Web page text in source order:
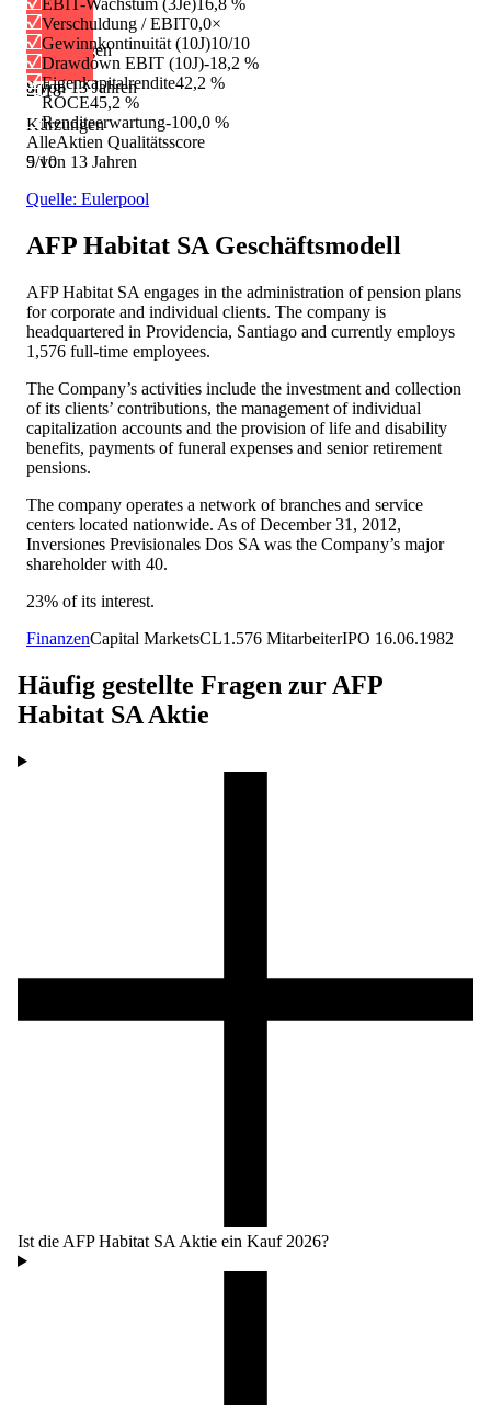
2018
EBIT-Wachstum (3Je)16,8 %
Verschuldung / EBIT0,0×
Gewinnkontinuität (10J)10/10
Drawdown EBIT (10J)-18,2 %
Eigenkapitalrendite42,2 %
ROCE45,2 %
Renditeerwartung-100,0 %
AlleAktien Qualitätsscore
9/10
+6,1 %
Erhöhungen
8 von 13 Jahren
Kürzungen
5 von 13 Jahren
Quelle: Eulerpool
AFP Habitat SAGeschäftsmodell
AFP Habitat SA engages in the administration of pension plans
for corporate and individual clients. The company is
headquartered in Providencia, Santiago and currently employs
1,576 full-time employees.
The Company’s activities include the investment and collection
of its clients’ contributions, the management of individual
capitalization accounts and the provision of life and disability
benefits, payments of funeral expenses and senior retirement
pensions.
The company operates a network of branches and service
centers located nationwide. As of December 31, 2012,
Inversiones Previsionales Dos SA was the Company’s major
shareholder with 40.
23% of its interest.
FinanzenCapital MarketsCL1.576 MitarbeiterIPO 16.06.1982
Häufig gestellte Fragen zur AFP
Habitat SA Aktie
Ist die AFP Habitat SA Aktie ein Kauf 2026?